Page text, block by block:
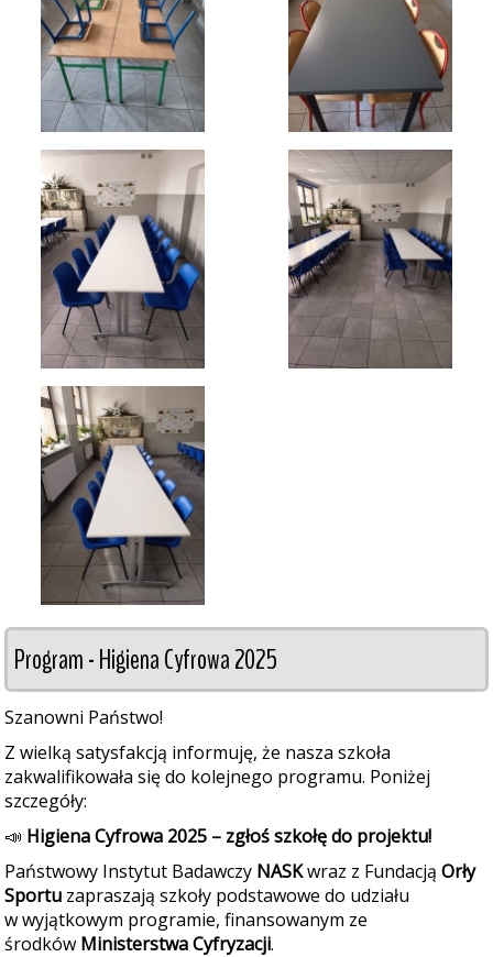
Program - Higiena Cyfrowa 2025
Szanowni Państwo!
Z wielką satysfakcją informuję, że nasza szkoła
zakwalifikowała się do kolejnego programu. Poniżej
szczegóły:
📣 Higiena Cyfrowa 2025 – zgłoś szkołę do projektu!
Państwowy Instytut Badawczy NASKwraz z Fundacją Orły
Sportu zapraszają szkoły podstawowe do udziału
w wyjątkowym programie, finansowanym ze
środków Ministerstwa Cyfryzacji.